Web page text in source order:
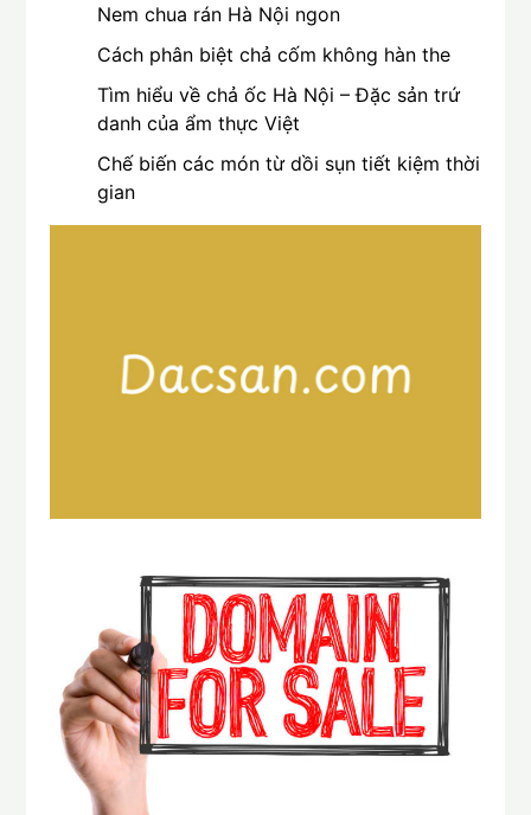
Nem chua rán Hà Nội ngon
Cách phân biệt chả cốm không hàn the
Tìm hiểu về chả ốc Hà Nội – Đặc sản trứ
danh của ẩm thực Việt
Chế biến các món từ dồi sụn tiết kiệm thời
gian